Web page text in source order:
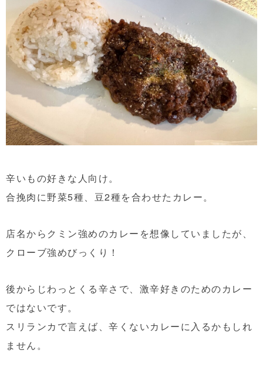
辛いもの好きな人向け。
合挽肉に野菜5種、豆2種を合わせたカレー。
店名からクミン強めのカレーを想像していましたが、
クローブ強めびっくり！
後からじわっとくる辛さで、激辛好きのためのカレー
ではないです。
スリランカで言えば、辛くないカレーに入るかもしれ
ません。